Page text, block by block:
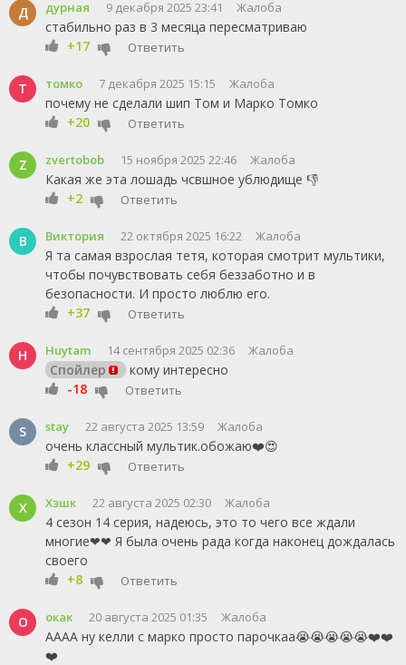
Д дурная 9 декабря 2025 23:41 Жалоба
стабильно раз в 3 месяца пересматриваю
+17
Ответить
Т томко 7 декабря 2025 15:15 Жалоба
почему не сделали шип Том и Марко Томко
+20
Ответить
Z zvertobob 15 ноября 2025 22:46 Жалоба
Какая же эта лошадь чсвшное ублюдище 👎
+2
Ответить
В Виктория 22 октября 2025 16:22 Жалоба
Я та самая взрослая тетя, которая смотрит мультики,
чтобы почувствовать себя беззаботно и в
безопасности. И просто люблю его.
+37
Ответить
H Huytam 14 сентября 2025 02:36 Жалоба
Спойлер
кому интересно
-18
Ответить
S stay 22 августа 2025 13:59 Жалоба
очень классный мультик.обожаю❤️😍
+29
Ответить
Х Хзшк 22 августа 2025 02:30 Жалоба
4 сезон 14 серия, надеюсь, это то чего все ждали
многие❤❤ Я была очень рада когда наконец дождалась
своего
+8
Ответить
О окак 20 августа 2025 01:35 Жалоба
АААА ну келли с марко просто парочкаа😭😭😭😭😭❤️❤️
❤️